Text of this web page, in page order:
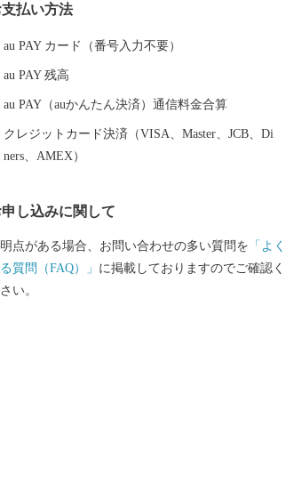
りかや、ななつぼしなどの北海道米の代表的な品
、仁木町産のぶどうを醸造したワイン造りも進めら
ており、２０１９年には新規ワイナリーのオープン
控え、仁木町は道内外から注目を集めています。
支払い方法
au PAY カード（番号入力不要）
au PAY 残高
au PAY（auかんたん決済）通信料金合算
クレジットカード決済（VISA、Master、JCB、Di
ners、AMEX）
し込みに関して
点がある場合、お問い合わせの多い質問を 「よく
質問（FAQ）」 に掲載しておりますのでご確認く
い。